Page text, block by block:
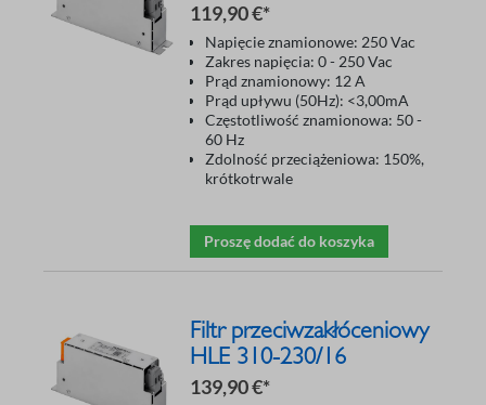
119,90 €*
Napięcie znamionowe: 250 Vac
Zakres napięcia: 0 - 250 Vac
Prąd znamionowy: 12 A
Prąd upływu (50Hz): <3,00mA
Częstotliwość znamionowa: 50 -
60 Hz
Zdolność przeciążeniowa: 150%,
krótkotrwale
Proszę dodać do koszyka
Filtr przeciwzakłóceniowy
HLE 310-230/16
139,90 €*